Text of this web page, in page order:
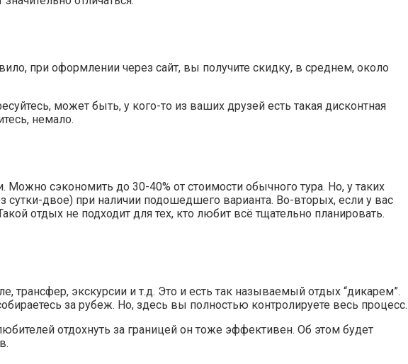
при оформлении через сайт, вы получите скидку, в среднем, около
может быть, у кого-то из ваших друзей есть такая дисконтная
немало.
сэкономить до 30-40% от стоимости обычного тура. Но, у таких
сутки-двое) при наличии подошедшего варианта. Во-вторых, если у вас
отдых не подходит для тех, кто любит всё тщательно планировать.
трансфер, экскурсии и т.д. Это и есть так называемый отдых “дикарем”.
за рубеж. Но, здесь вы полностью контролируете весь процесс.
отдохнуть за границей он тоже эффективен. Об этом будет